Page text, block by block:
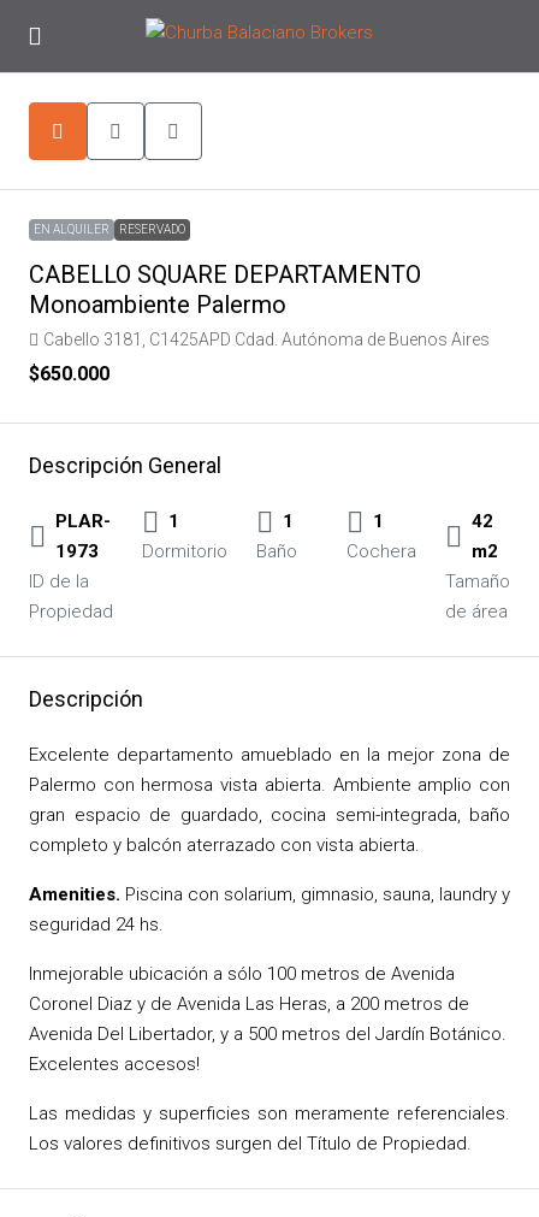
EN ALQUILER RESERVADO
CABELLO SQUARE DEPARTAMENTO
Monoambiente Palermo
Cabello 3181, C1425APD Cdad. Autónoma de Buenos Aires
$650.000
Descripción General
PLAR-
1973
ID de la
Propiedad
1
Dormitorio
1
Baño
1
Cochera
42
m2
Tamaño
de área
Descripción
Excelente departamento amueblado en la mejor zona de
Palermo con hermosa vista abierta. Ambiente amplio con
gran espacio de guardado, cocina semi-integrada, baño
completo y balcón aterrazado con vista abierta.
Amenities. Piscina con solarium, gimnasio, sauna, laundry y
seguridad 24 hs.
Inmejorable ubicación a sólo 100 metros de Avenida
Coronel Diaz y de Avenida Las Heras, a 200 metros de
Avenida Del Libertador, y a 500 metros del Jardín Botánico.
Excelentes accesos!
Las medidas y superficies son meramente referenciales.
Los valores definitivos surgen del Título de Propiedad.